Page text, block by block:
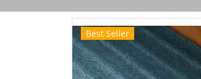
Best Seller